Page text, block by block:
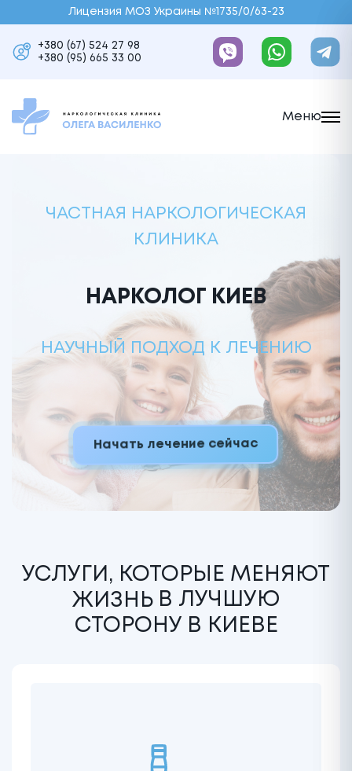
Лицензия МОЗ Украины №1735/0/63-23
+380 (67) 524 27 98
+380 (95) 665 33 00
Меню
ЧАСТНАЯ НАРКОЛОГИЧЕСКАЯ
КЛИНИКА
НАРКОЛОГ КИЕВ
НАУЧНЫЙ ПОДХОД К ЛЕЧЕНИЮ
Начать лечение сейчас
УСЛУГИ, КОТОРЫЕ МЕНЯЮТ
ЖИЗНЬВ ЛУЧШУЮ
СТОРОНУ В КИЕВЕ